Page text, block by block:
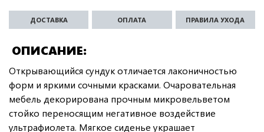
ОПИСАНИЕ
ДОСТАВКА ОПЛАТА ПРАВИЛА УХОДА
Открывающийся сундук отличается лаконичностью
форм и яркими сочными красками. Очаровательная
мебель декорирована прочным микровельветом
стойко переносящим негативное воздействие
ультрафиолета. Мягкое сиденье украшает